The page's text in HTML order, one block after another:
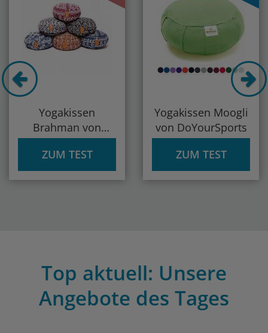
Yogakissen
Brahman von
DoYourSports
ZUM TEST
Yogakissen Moogli
von DoYourSports
ZUM TEST
Top aktuell: Unsere
Angebote des Tages